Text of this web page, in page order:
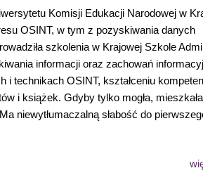
Komisji Edukacji Narodowej w
OSINT, w tym z pozyskiwania danych
szkolenia w Krajowej Szkole
informacji oraz zachowań
i technikach OSINT, kształceniu
i książek. Gdyby tylko mogła,
niewytłumaczalną słabość do